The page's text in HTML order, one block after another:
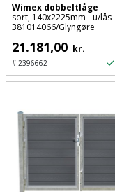
Wimex dobbeltlåge
sort, 140x2225mm - u/lås
381014066/Glyngøre
21.181,00 kr.
#2396662